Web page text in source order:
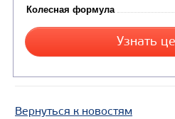
Вернуться к новостям